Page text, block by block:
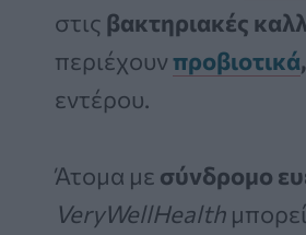
στις βακτηριακές
περιέχουνπροβιοτικά,
εντέρου.
Άτομα με σύνδρομο
VeryWellHealth